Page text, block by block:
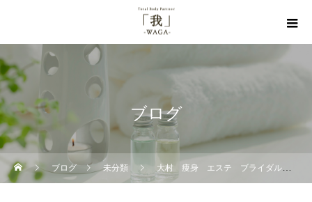
ブログ
ブログ 未分類 大村 痩身 エステ ブライダル 感謝 感激